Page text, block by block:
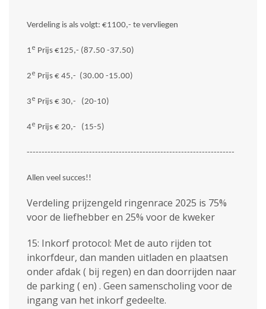
Verdeling is als volgt: €1100,- te vervliegen
1e Prijs €125,- (87.50 -37.50)
2e Prijs € 45,- (30.00 -15.00)
3e Prijs € 30,- (20-10)
4e Prijs € 20,- (15-5)
----------------------------------------------------------------------
Allen veel succes!!
Verdeling prijzengeld ringenrace 2025 is 75%
voor de liefhebber en 25% voor de kweker
15: Inkorf protocol: Met de auto rijden tot
inkorfdeur, dan manden uitladen en plaatsen
onder afdak ( bij regen) en dan doorrijden naar
de parking ( en) . Geen samenscholing voor de
ingang van het inkorf gedeelte.